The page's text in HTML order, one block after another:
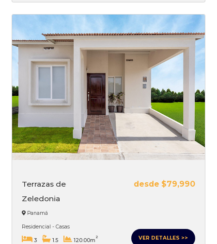
Terrazas de
Zeledonia
desde $79,990
Panamá
Residencial - Casas
3 1.5 120.00m
2 VER DETALLES >>